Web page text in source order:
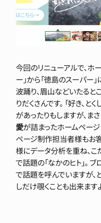
今回のリニューアルで、ホ
ー」から「徳島のスーパー
波踊り、眉山などいたると
りだくさんです。 「好き、と
があったりもしますが、ま
愛が詰まったホームページ
ページ制作担当者様もお
様にデータ分析を重ね、こ
で話題の「なかのヒト」。
で話題を呼んでいますが
しだけ覗くことも出来ま